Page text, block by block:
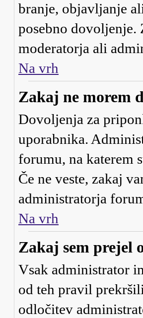
branje, objavljanje
posebno dovoljenje.
moderatorja ali
Na vrh
Zakaj ne morem
Dovoljenja za
uporabnika.
forumu, na katerem
Če ne veste, zakaj
administratorja
Na vrh
Zakaj sem prejel
Vsak administrator
od teh pravil
odločitev